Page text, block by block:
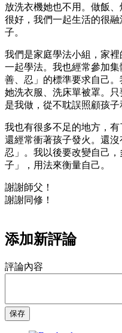
放洗衣機她也不用。做飯
很好，我們一起生活的很
子。
我們是家庭學法小組，家
一起學法。我也經常參加集
善、忍」的標準要求自己
她洗衣服、洗床單被罩。
是我做，從不耽誤照顧孩子
我也有很多不足的地方，
還經常衝著孩子發火。還沒
忍」。我以後要改變自己
子」，用法來衡量自己。
謝謝師父！
謝謝同修！
添加新評論
評論內容
保存